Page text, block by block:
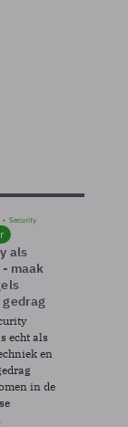
Security
als
maak
gedrag
echt als
en
in de